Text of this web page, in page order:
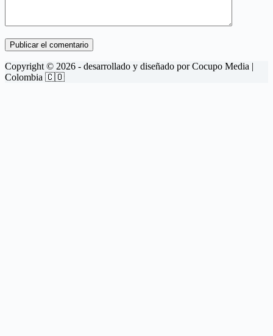
Publicar el comentario
Copyright © 2026 - desarrollado y diseñado porCocupo Media |
Colombia 🇨🇴